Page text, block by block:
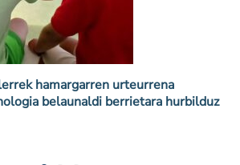
hamargarren urteurrena
belaunaldi berrietara hurbilduz